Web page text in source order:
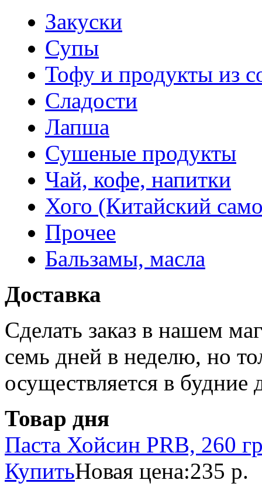
Закуски
Супы
Тофу и продукты из
Сладости
Лапша
Сушеные продукты
Чай, кофе, напитки
Хого (Китайский
Прочее
Бальзамы, масла
Доставка
Сделать заказ в нашем
семь дней в неделю, но
осуществляется в будние
Товар дня
Паста Хойсин PRB, 260
КупитьНовая цена:235 р.